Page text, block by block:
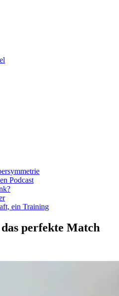
Podcast
ein Training
perfekte Match